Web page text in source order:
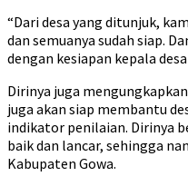
“Dari desa yang ditunjuk,
dan semuanya sudah siap.
dengan kesiapan kepala
Dirinya juga
juga akan siap membantu
indikator penilaian. Dirinya
baik dan lancar, sehingga
Kabupaten Gowa.